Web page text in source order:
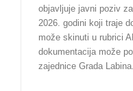
objavljuje javni poziv
2026. godini koji traje
može skinuti u rubrici
dokumentacija može
zajednice Grada Labina.